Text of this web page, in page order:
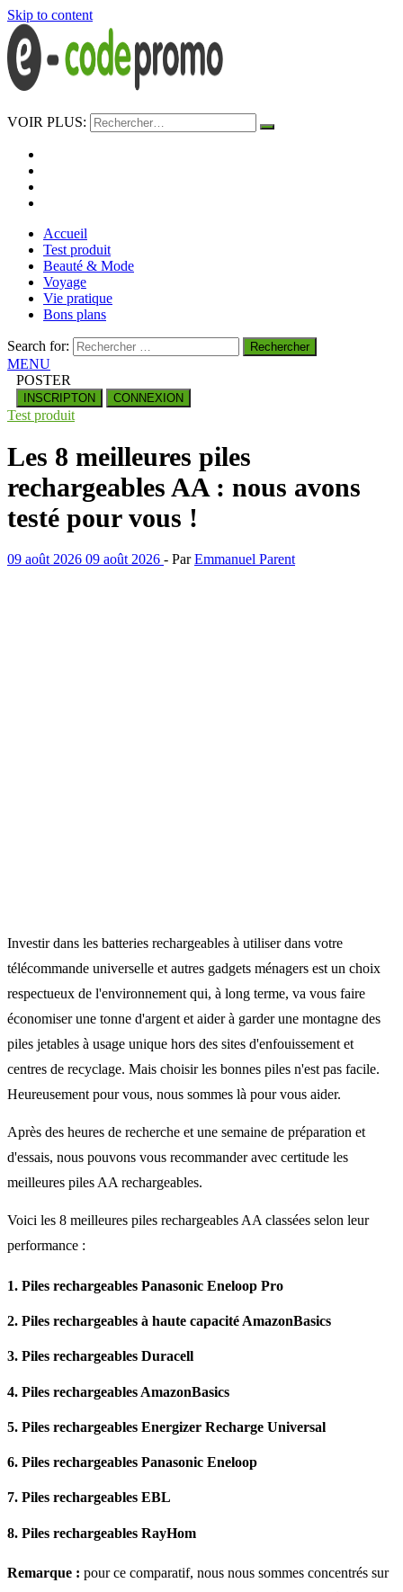
Skip to content
e-codepromo
https://e-codepromo.fr
VOIR PLUS:
Accueil
Test produit
Beauté & Mode
Voyage
Vie pratique
Bons plans
Search for:
MENU
POSTER
INSCRIPTON CONNEXION
Test produit
Les 8 meilleures piles
rechargeables AA : nous avons
testé pour vous !
09 août 2026 09 août 2026 - ParEmmanuel Parent
Investir dans les batteries rechargeables à utiliser dans votre
télécommande universelle et autres gadgets ménagers est un choix
respectueux de l'environnement qui, à long terme, va vous faire
économiser une tonne d'argent et aider à garder une montagne des
piles jetables à usage unique hors des sites d'enfouissement et
centres de recyclage. Mais choisir les bonnes piles n'est pas facile.
Heureusement pour vous, nous sommes là pour vous aider.
Après des heures de recherche et une semaine de préparation et
d'essais, nous pouvons vous recommander avec certitude les
meilleures piles AA rechargeables.
Voici les 8 meilleures piles rechargeables AA classées selon leur
performance :
1. Piles rechargeables Panasonic Eneloop Pro
2. Piles rechargeables à haute capacité AmazonBasics
3. Piles rechargeables Duracell
4. Piles rechargeables AmazonBasics
5. Piles rechargeables Energizer Recharge Universal
6. Piles rechargeables Panasonic Eneloop
7. Piles rechargeables EBL
8. Piles rechargeables RayHom
Remarque : pour ce comparatif, nous nous sommes concentrés sur